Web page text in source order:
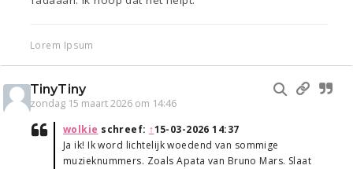
Lorem Ipsum
TinyTiny
zondag 15 maart 2026 om 14:46
wolkie schreef: ↑15-03-2026 14:37
Ja ik! Ik word lichtelijk woedend van sommige
muzieknummers. Zoals Apata van Bruno Mars. Slaat